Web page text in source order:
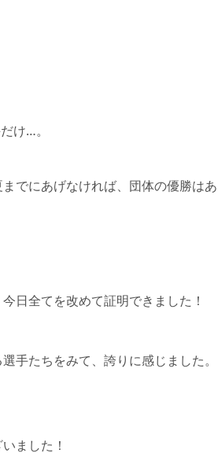
け…。
でにあげなければ、団体の優勝はあ
日全てを改めて証明できました！
手たちをみて、誇りに感じました。
ました！